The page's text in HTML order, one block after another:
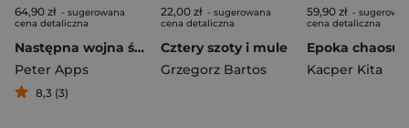
64,90 zł - sugerowana
cena detaliczna
Następna wojna światowa
Peter Apps
8,3 (3)
22,00 zł - sugerowana
cena detaliczna
Cztery szoty i mule
Grzegorz Bartos
59,90 zł -
cena detaliczna
Kacper Kita